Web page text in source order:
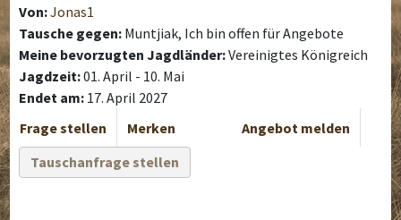
Von:Jonas1
Tausche gegen: Muntjiak, Ich bin offen für Angebote
Meine bevorzugten Jagdländer:Vereinigtes Königreich
Jagdzeit:01. April - 10. Mai
Endet am: 17. April 2027
Frage stellen
Merken
Angebot melden
Tauschanfrage stellen